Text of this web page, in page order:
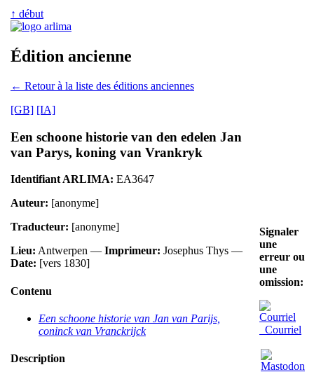
↑ début
Édition ancienne
← Retour à la liste des éditions anciennes
[GB] [IA]
Een schoone historie van den edelen Jan
van Parys, koning van Vrankryk
Identifiant ARLIMA: EA3647
Auteur: [anonyme]
Traducteur: [anonyme]
Lieu: Antwerpen — Imprimeur: Josephus Thys —
Date: [vers 1830]
Contenu
Een schoone historie van Jan van Parijs,
coninck van Vranckrijck
Description
Signaler
une
erreur ou
une
omission:
Courriel